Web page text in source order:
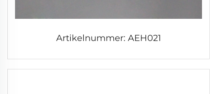
Artikelnummer: AEH021